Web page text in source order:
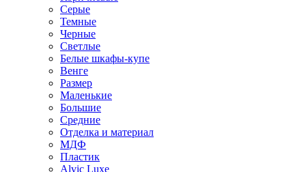
Серые
Темные
Черные
Светлые
Белые шкафы-купе
Венге
Размер
Маленькие
Большие
Средние
Отделка и материал
МДФ
Пластик
Alvic Luxe